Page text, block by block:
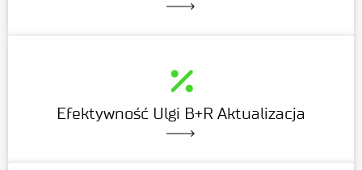
Efektywność Ulgi B+R Aktualizacja